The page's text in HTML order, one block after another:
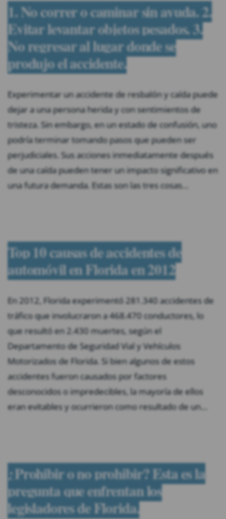
1. No correr o caminar sin ayuda. 2.
Evitar levantar objetos pesados. 3.
No regresar al lugar donde se
produjo el accidente.
Experimentar un accidente de resbalón y caída puede
dejar a una persona herida y con sentimientos de
tristeza. Sin embargo, en un estado de confusión, uno
podría terminar tomando pasos que pueden ser
perjudiciales. Sus acciones inmediatamente después
de una caída pueden tener un impacto significativo en
una futura demanda. Estas son las tres cosas…
Top 10 causas de accidentes de
automóvil en Florida en 2012
En 2012, Florida experimentó 281.340 accidentes de
tráfico que involucraron a 468.470 conductores, lo
que resultó en 2.430 muertes, según el
Departamento de Seguridad Vial y Vehículos
Motorizados de Florida. Si bien algunos de estos
accidentes fueron causados ​​por factores
desconocidos o impredecibles, la mayoría de ellos
eran evitables y ocurrieron como resultado de un…
¿Prohibir o no prohibir? Esta es la
pregunta que enfrentan los
legisladores de Florida.